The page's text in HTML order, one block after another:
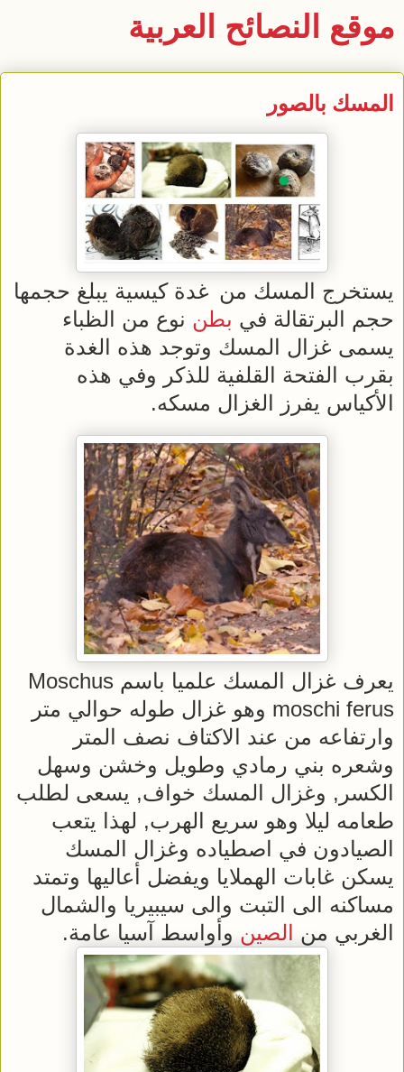
موقع النصائح العربية
المسك بالصور
يستخرج المسك من غدة كيسية يبلغ حجمها
حجم البرتقالة في بطن نوع من الظباء
يسمى غزال المسك وتوجد هذه الغدة
بقرب الفتحة القلفية للذكر وفي هذه
الأكياس يفرز الغزال مسكه.
يعرف غزال المسك علميا باسم Moschus
moschi ferus وهو غزال طوله حوالي متر
وارتفاعه من عند الاكتاف نصف المتر
وشعره بني رمادي وطويل وخشن وسهل
الكسر, وغزال المسك خواف, يسعى لطلب
طعامه ليلا وهو سريع الهرب, لهذا يتعب
الصيادون في اصطياده وغزال المسك
يسكن غابات الهملايا ويفضل أعاليها وتمتد
مساكنه الى التبت والى سيبيريا والشمال
الغربي من الصين وأواسط آسيا عامة.